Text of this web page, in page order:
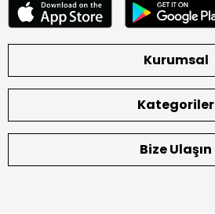
Kurumsal
Kategoriler
Bize Ulaşın